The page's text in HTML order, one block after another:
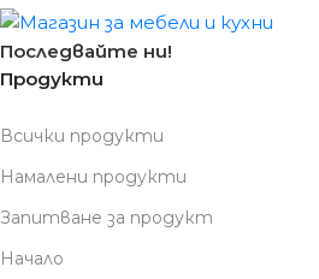
Последвайте ни!
Продукти
Всички продукти
Намалени продукти
Запитване за продукт
Начало